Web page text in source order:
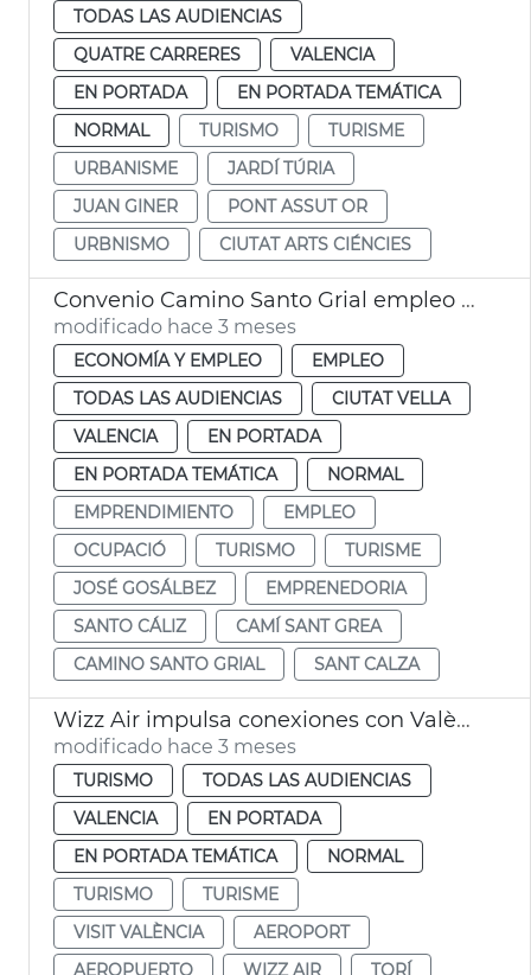
TODAS LAS AUDIENCIAS
QUATRE CARRERES
VALENCIA
EN PORTADA
EN PORTADA TEMÁTICA
NORMAL
TURISMO
TURISME
URBANISME
JARDÍ TÚRIA
JUAN GINER
PONT ASSUT OR
URBNISMO
CIUTAT ARTS CIÉNCIES
Convenio Camino Santo Grial empleo y proyección internacional
modificado hace 3 meses
ECONOMÍA Y EMPLEO
EMPLEO
TODAS LAS AUDIENCIAS
CIUTAT VELLA
VALENCIA
EN PORTADA
EN PORTADA TEMÁTICA
NORMAL
EMPRENDIMIENTO
EMPLEO
OCUPACIÓ
TURISMO
TURISME
JOSÉ GOSÁLBEZ
EMPRENEDORIA
SANTO CÁLIZ
CAMÍ SANT GREA
CAMINO SANTO GRIAL
SANT CALZA
Wizz Air impulsa conexiones con València
modificado hace 3 meses
TURISMO
TODAS LAS AUDIENCIAS
VALENCIA
EN PORTADA
EN PORTADA TEMÁTICA
NORMAL
TURISMO
TURISME
VISIT VALÈNCIA
AEROPORT
AEROPUERTO
WIZZ AIR
TORÍ